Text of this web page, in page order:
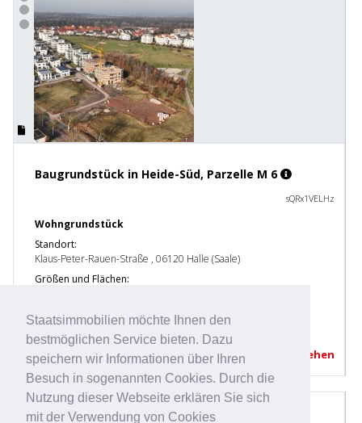
Staatsimmobilien möchte Ihnen den
bestmöglichen Service bieten. Dazu
speichern wir Informationen über Ihren
Besuch in sogenannten Cookies. Durch die
Nutzung dieser Webseite erklären Sie sich
mit der Verwendung von Cookies
Baugrundstück in Heide-Süd, Parzelle M 6
sQRx1VELHz
Wohngrundstück
Standort:
Klaus-Peter-Rauen-Straße , 06120 Halle (Saale)
Größen und Flächen:
Auktions-Ende:
28.08.2026 | 17:00 Uhr
Immobilie ansehen